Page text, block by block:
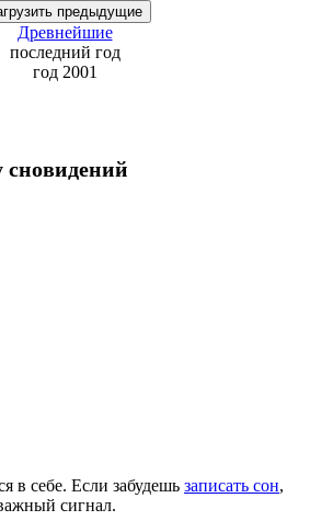
предыдущие
Древнейшие
последний год
год 2001
сновидений
в себе. Если забудешь записать сон,
сигнал.